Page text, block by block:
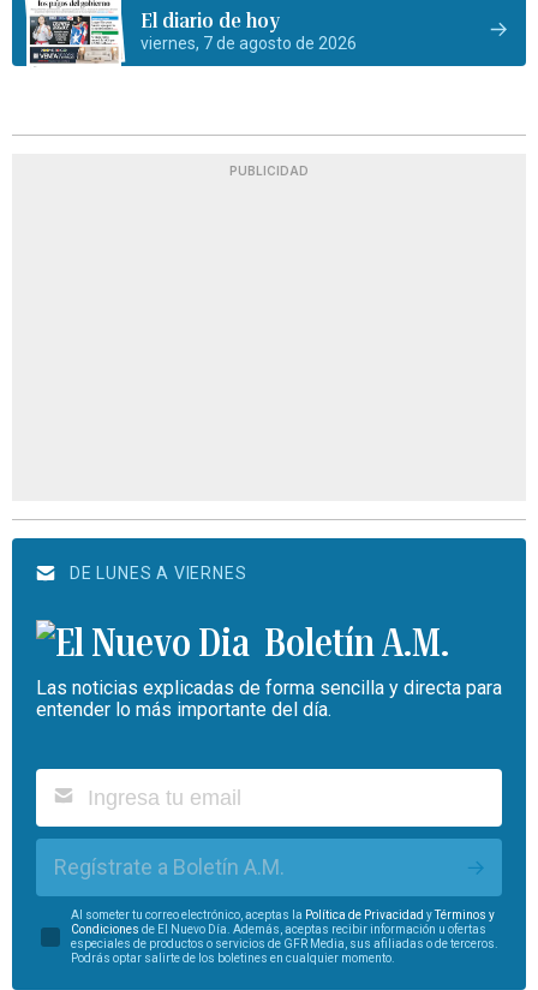
El diario de hoy
viernes, 7 de agosto de 2026
PUBLICIDAD
DE LUNES A VIERNES
Boletín A.M.
Las noticias explicadas de forma sencilla y directa para
entender lo más importante del día.
Regístrate a Boletín A.M.
Al someter tu correo electrónico, aceptas la Política de Privacidad yTérminos y
Condiciones de El Nuevo Día. Además, aceptas recibir información u ofertas
especiales de productos o servicios de GFR Media, sus afiliadas o de terceros.
Podrás optar salirte de los boletines en cualquier momento.